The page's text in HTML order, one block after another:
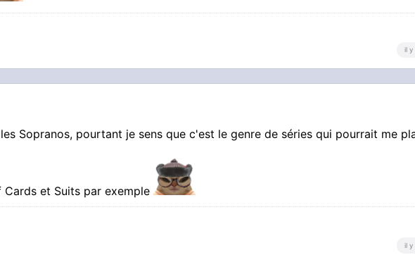
il y
Sopranos, pourtant je sens que c'est le genre de séries qui pourrait me
Cards et Suits par exemple
il y